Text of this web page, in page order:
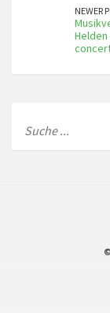
NEWER
Helden